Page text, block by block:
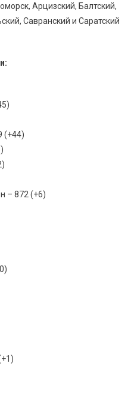
Арцизский, Балтский,
Савранский и Саратский
(+44)
– 872 (+6)